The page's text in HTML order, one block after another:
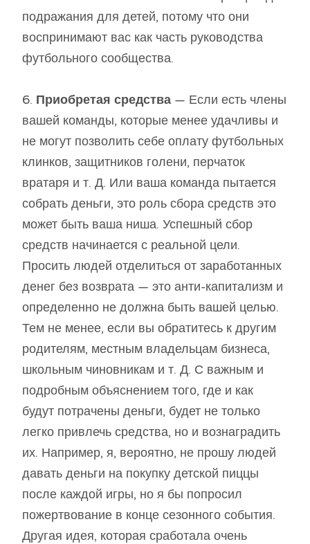
подражания для детей, потому что они
воспринимают вас как часть руководства
футбольного сообщества.
6. Приобретая средства — Если есть члены
вашей команды, которые менее удачливы и
не могут позволить себе оплату футбольных
клинков, защитников голени, перчаток
вратаря и т. Д. Или ваша команда пытается
собрать деньги, это роль сбора средств это
может быть ваша ниша. Успешный сбор
средств начинается с реальной цели.
Просить людей отделиться от заработанных
денег без возврата — это анти-капитализм и
определенно не должна быть вашей целью.
Тем не менее, если вы обратитесь к другим
родителям, местным владельцам бизнеса,
школьным чиновникам и т. Д. С важным и
подробным объяснением того, где и как
будут потрачены деньги, будет не только
легко привлечь средства, но и вознаградить
их. Например, я, вероятно, не прошу людей
давать деньги на покупку детской пиццы
после каждой игры, но я бы попросил
пожертвование в конце сезонного события.
Другая идея, которая сработала очень